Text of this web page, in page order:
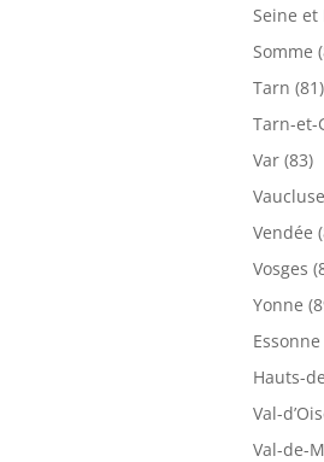
Seine et
Somme
Tarn (81)
Tarn-et-
Var (83)
Vendée
Vosges
Yonne
Essonne
Hauts-
Val-
Val-de-